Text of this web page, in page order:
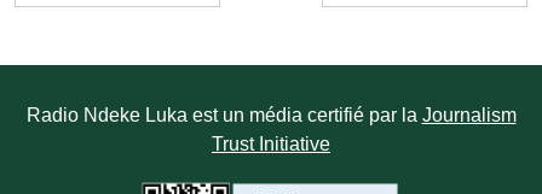
Radio Ndeke Luka est un média certifié par la Journalism
Trust Initiative